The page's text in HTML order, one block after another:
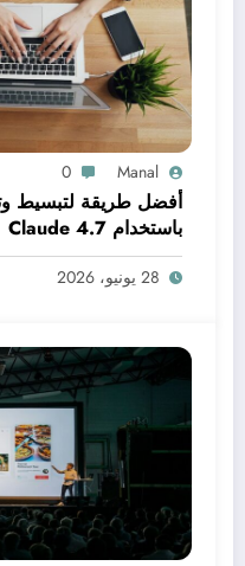
Manal
0
أفضل طريقة لتبسيط
باستخدام Claude 4.7
28 يونيو، 2026